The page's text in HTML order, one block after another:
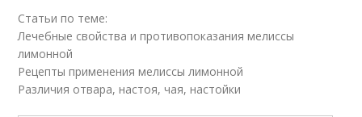
Статьи по теме:
Лечебные свойства и противопоказания мелиссы
лимонной
Рецепты применения мелиссы лимонной
Различия отвара, настоя, чая, настойки